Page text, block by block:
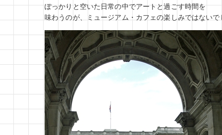
ぽっかりと空いた日常の中でアートと過ごす時間を
味わうのが、ミュージアム・カフェの楽しみではないで